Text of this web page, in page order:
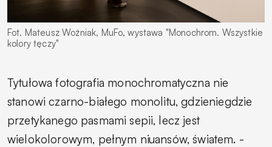
Fot. Mateusz Woźniak, MuFo, wystawa "Monochrom. Wszystkie
kolory tęczy"
Tytułowa fotografia monochromatyczna nie
stanowi czarno-białego monolitu, gdzieniegdzie
przetykanego pasmami sepii, lecz jest
wielokolorowym, pełnym niuansów, światem. -